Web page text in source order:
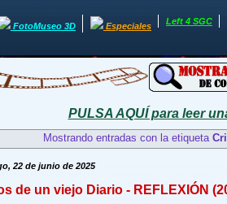
FotoMuseo 3D Especiales Left 4 SGC
PULSA AQUÍ para leer
Mostrando entradas con la etiqueta
22 de junio de 2025
de un viejo Diario - REFLEXIÓN